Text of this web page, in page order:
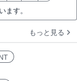
ます。
もっと見る